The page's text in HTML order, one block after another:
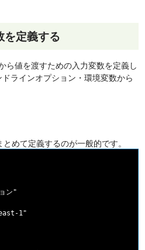
定義する
ら値を渡すための入力変数を定義し
ラインオプション・環境変数から
めて定義するのが一般的です。
ン"
1"